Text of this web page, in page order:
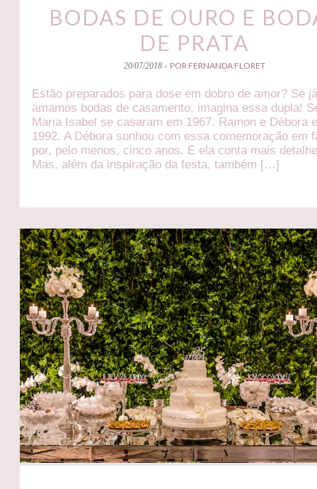
BODAS DE OURO E
DE PRATA
20/07/2018 - POR FERNANDA FLORET
Estão preparados para dose em dobro de amor? Se
amamos bodas de casamento, imagina essa dupla!
Maria Isabel se casaram em 1967. Ramon e Débora
1992. A Débora sonhou com essa comemoração em
por, pelo menos, cinco anos. E ela conta mais
Mas, além da inspiração da festa, também […]